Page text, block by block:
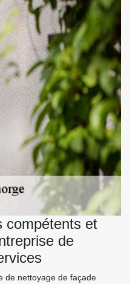
compétents et
de
de nettoyage de façade